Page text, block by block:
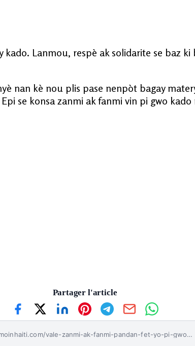
Lanmou, respè ak solidarite se baz
nan kè nou plis pase nenpòt bagay
se konsa zanmi ak fanmi vin pi gwo
Partager l'article
https://letemoinhaiti.com/vale-zanmi-ak-fanmi-pandan-fet-yo-pi-gwo-kado-se-lanmou-ak-prezans-2/